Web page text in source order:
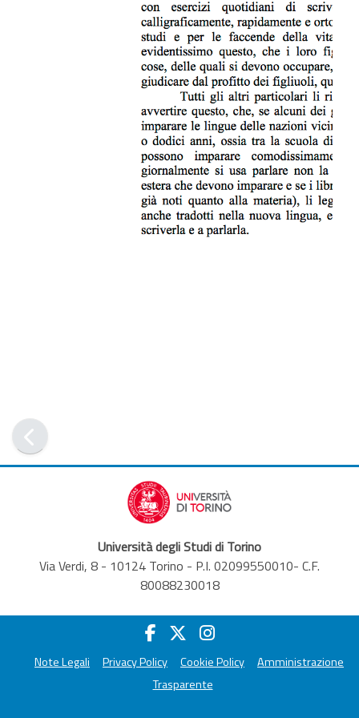
Università degli Studi di Torino
Via Verdi, 8 - 10124 Torino - P.I. 02099550010- C.F.
80088230018
Note Legali Privacy Policy Cookie Policy
Amministrazione
Trasparente